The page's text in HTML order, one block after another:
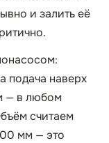
и залить её
подача наверх
— в любом
считаем
мм — это